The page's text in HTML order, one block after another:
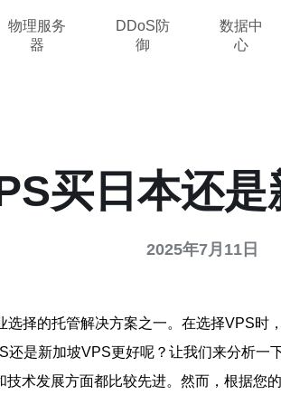
物理服务
器
DDoS防
御
数据中
心
买日本还是
2025年7月11日
择的托管解决方案之一。在选择VPS
是新加坡VPS更好呢？让我们来分析一下
术发展方面都比较先进。然而，根据您